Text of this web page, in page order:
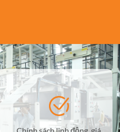
Chính sách linh động, giá